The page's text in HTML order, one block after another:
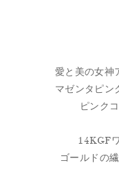
愛と美の女神
マゼンタピン
ピンク
14KGF
ゴールドの